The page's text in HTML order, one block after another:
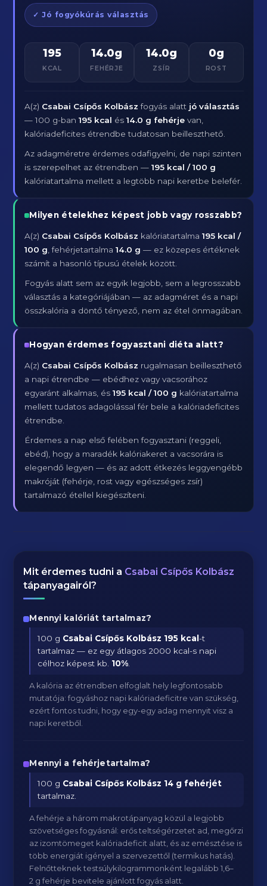
✓ Jó fogyókúrás választás
195
KCAL
14.0g
FEHÉRJE
14.0g
ZSÍR
0g
ROST
A(z) Csabai Csípős Kolbász fogyás alatt jó választás
— 100 g-ban195 kcal és14.0 g fehérje van,
kalóriadeficites étrendbe tudatosan beilleszthető.
Az adagméretre érdemes odafigyelni, de napi szinten
is szerepelhet az étrendben —195 kcal / 100 g
kalóriatartalma mellett a legtöbb napi keretbe belefér.
Milyen ételekhez képest jobb vagy rosszabb?
A(z) Csabai Csípős Kolbász kalóriatartalma195 kcal /
100 g , fehérjetartalma14.0 g — ez közepes értéknek
számít a hasonló típusú ételek között.
Fogyás alatt sem az egyik legjobb, sem a legrosszabb
választás a kategóriájában — az adagméret és a napi
összkalória a döntő tényező, nem az étel önmagában.
Hogyan érdemes fogyasztani diéta alatt?
A(z) Csabai Csípős Kolbász rugalmasan beilleszthető
a napi étrendbe — ebédhez vagy vacsorához
egyaránt alkalmas, és195 kcal / 100 g kalóriatartalma
mellett tudatos adagolással fér bele a kalóriadeficites
étrendbe.
Érdemes a nap első felében fogyasztani (reggeli,
ebéd), hogy a maradék kalóriakeret a vacsorára is
elegendő legyen — és az adott étkezés leggyengébb
makróját (fehérje, rost vagy egészséges zsír)
tartalmazó étellel kiegészíteni.
Mit érdemes tudni a Csabai Csípős Kolbász
tápanyagairól?
Mennyi kalóriát tartalmaz?
100 g Csabai Csípős Kolbász 195 kcal-t
tartalmaz — ez egy átlagos 2000 kcal-s napi
célhoz képest kb. 10%
A kalória az étrendben elfoglalt hely legfontosabb
mutatója: fogyáshoz napi kalóriadeficitre van szükség,
ezért fontos tudni, hogy egy-egy adag mennyit visz a
napi keretből.
Mennyi a fehérjetartalma?
100 g Csabai Csípős Kolbász 14 g fehérjét
tartalmaz.
A fehérje a három makrotápanyag közül a legjobb
szövetséges fogyásnál: erős teltségérzetet ad, megőrzi
az izomtömeget kalóriadeficit alatt, és az emésztése is
több energiát igényel a szervezettől (termikus hatás).
Felnőtteknek testsúlykilogrammonként legalább 1,6–
2 g fehérje bevitele ajánlott fogyás alatt.